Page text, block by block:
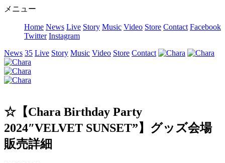
メニュー
Home News Live Story Music Video Store Contact Facebook
Twitter Instagram
News 35 Live Story Music Video Store Contact
☆【Chara Birthday Party
2024″VELVET SUNSET”】グッズ会場
販売詳細